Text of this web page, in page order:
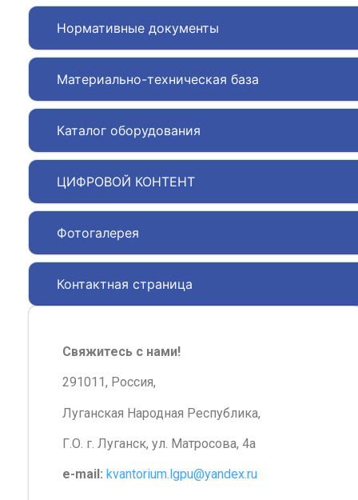
Нормативные документы
Материально-техническая база
Каталог оборудования
ЦИФРОВОЙ КОНТЕНТ
Фотогалерея
Контактная страница
Свяжитесь с нами!
291011, Россия,
Луганская Народная Республика,
Г.О. г. Луганск, ул. Матросова, 4а
e-mail: kvantorium.lgpu@yandex.ru